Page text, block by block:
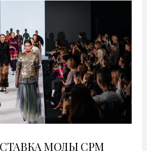
МОДЫ CPM